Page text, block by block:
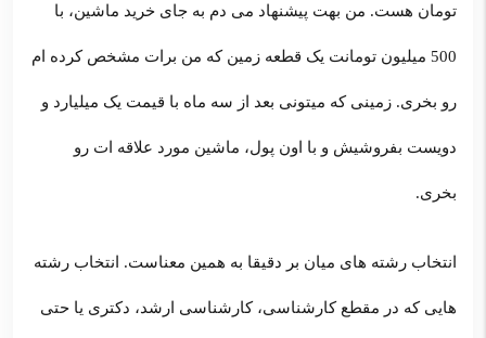
تومان هست. من بهت پیشنهاد می دم به جای خرید ماشین، با
500 میلیون تومانت یک قطعه زمین که من برات مشخص کرده ام
رو بخری. زمینی که میتونی بعد از سه ماه با قیمت یک میلیارد و
دویست بفروشیش و با اون پول، ماشین مورد علاقه ات رو
بخری.
انتخاب رشته های میان بر دقیقا به همین معناست. انتخاب رشته
هایی که در مقطع کارشناسی، کارشناسی ارشد، دکتری یا حتی